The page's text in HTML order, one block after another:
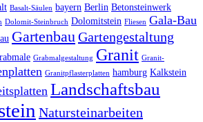
Basalt-Säulen bayern Berlin Betonsteinwerk
Dolomit-Steinbruch Dolomitstein Fliesen Gala-Bau
Gartenbau Gartengestaltung
Grabmalgestaltung Granit Granit-
Granitpflasterplatten hamburg Kalkstein
Landschaftsbau
Natursteinarbeiten